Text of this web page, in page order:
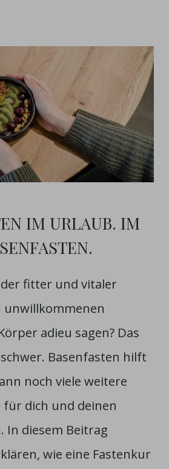
IM URLAUB. IM
fitter und vitaler
unwillkommenen
adieu sagen? Das
Basenfasten hilft
noch viele weitere
für dich und deinen
In diesem Beitrag
wie eine Fastenkur